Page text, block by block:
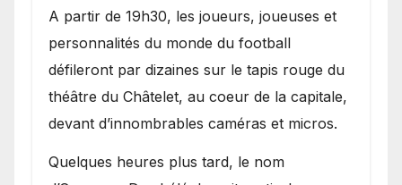
A partir de 19h30, les joueurs, joueuses et
personnalités du monde du football
défileront par dizaines sur le tapis rouge du
théâtre du Châtelet, au coeur de la capitale,
devant d’innombrables caméras et micros.
Quelques heures plus tard, le nom